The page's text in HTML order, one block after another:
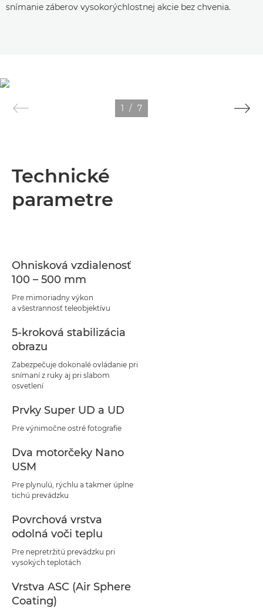
snímanie záberov vysokorýchlostnej akcie bez chvenia.
1 / 7
Technické
parametre
Ohnisková vzdialenosť
100 – 500 mm
Pre mimoriadny výkon
a všestrannosť teleobjektívu
5-kroková stabilizácia
obrazu
Zabezpečuje dokonalé ovládanie pri
snímaní z ruky aj pri slabom
osvetlení
Prvky Super UD a UD
Pre výnimočne ostré fotografie
Dva motorčeky Nano
USM
Pre plynulú, rýchlu a takmer úplne
tichú prevádzku
Povrchová vrstva
odolná voči teplu
Pre nepretržitú prevádzku pri
vysokých teplotách
Vrstva ASC (Air Sphere
Coating)